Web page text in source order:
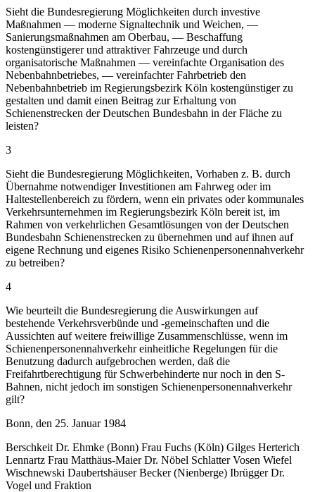
Sieht die Bundesregierung Möglichkeiten durch investive
Maßnahmen — moderne Signaltechnik und Weichen, —
Sanierungsmaßnahmen am Oberbau, — Beschaffung
kostengünstigerer und attraktiver Fahrzeuge und durch
organisatorische Maßnahmen — vereinfachte Organisation des
Nebenbahnbetriebes, — vereinfachter Fahrbetrieb den
Nebenbahnbetrieb im Regierungsbezirk Köln kostengünstiger zu
gestalten und damit einen Beitrag zur Erhaltung von
Schienenstrecken der Deutschen Bundesbahn in der Fläche zu
leisten?
3
Sieht die Bundesregierung Möglichkeiten, Vorhaben z. B. durch
Übernahme notwendiger Investitionen am Fahrweg oder im
Haltestellenbereich zu fördern, wenn ein privates oder kommunales
Verkehrsunternehmen im Regierungsbezirk Köln bereit ist, im
Rahmen von verkehrlichen Gesamtlösungen von der Deutschen
Bundesbahn Schienenstrecken zu übernehmen und auf ihnen auf
eigene Rechnung und eigenes Risiko Schienenpersonennahverkehr
zu betreiben?
4
Wie beurteilt die Bundesregierung die Auswirkungen auf
bestehende Verkehrsverbünde und -gemeinschaften und die
Aussichten auf weitere freiwillige Zusammenschlüsse, wenn im
Schienenpersonennahverkehr einheitliche Regelungen für die
Benutzung dadurch aufgebrochen werden, daß die
Freifahrtberechtigung für Schwerbehinderte nur noch in den S-
Bahnen, nicht jedoch im sonstigen Schienenpersonennahverkehr
gilt?
Bonn, den 25. Januar 1984
Berschkeit Dr. Ehmke (Bonn) Frau Fuchs (Köln) Gilges Herterich
Lennartz Frau Matthäus-Maier Dr. Nöbel Schlatter Vosen Wiefel
Wischnewski Daubertshäuser Becker (Nienberge) Ibrügger Dr.
Vogel und Fraktion